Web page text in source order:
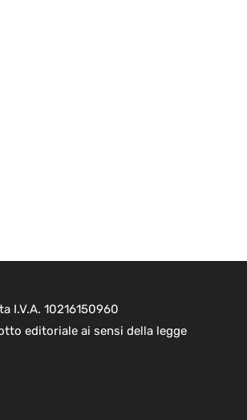
I.V.A. 10216150960
editoriale ai sensi della legge